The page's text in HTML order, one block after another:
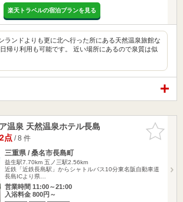
楽天トラベルの宿泊プランを見る
ランドよりも更に北へ行った所にある天然温泉旅館な
帰り利用も可能です。 近い場所にあるので泉質は似
お気に入
りに追加
温泉 天然温泉ホテル長島
点/ 8 件
三重県 / 桑名市長島町
益生駅7.70km 五ノ三駅2.56km
近鉄「近鉄長島駅」からシャトルバス10分東名阪自動車道
長島ICより県…
営業時間 11:00～21:00
入浴料金 800円～